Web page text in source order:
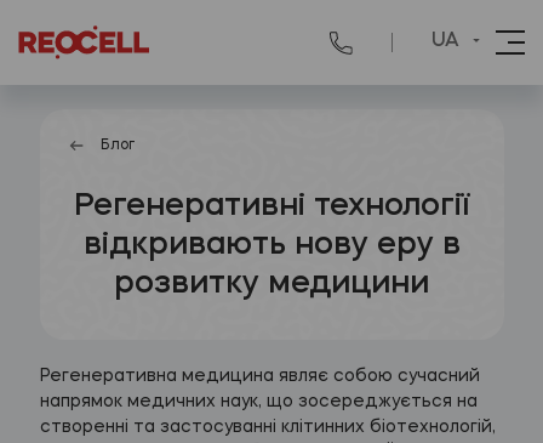
UA
Блог
Регенеративні технології
відкривають нову еру в
розвитку медицини
Регенеративна медицина являє собою сучасний
напрямок медичних наук, що зосереджується на
створенні та застосуванні клітинних біотехнологій,